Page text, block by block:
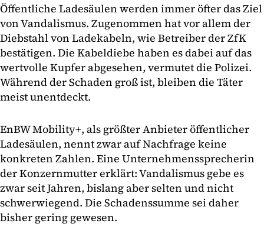
Öffentliche Ladesäulen werden immer öfter das Ziel
von Vandalismus. Zugenommen hat vor allem der
Diebstahl von Ladekabeln, wie Betreiber der ZfK
bestätigen. Die Kabeldiebe haben es dabei auf das
wertvolle Kupfer abgesehen, vermutet die Polizei.
Während der Schaden groß ist, bleiben die Täter
meist unentdeckt.
EnBW Mobility+, als größter Anbieter öffentlicher
Ladesäulen, nennt zwar auf Nachfrage keine
konkreten Zahlen. Eine Unternehmenssprecherin
der Konzernmutter erklärt: Vandalismus gebe es
zwar seit Jahren, bislang aber selten und nicht
schwerwiegend. Die Schadenssumme sei daher
bisher gering gewesen.